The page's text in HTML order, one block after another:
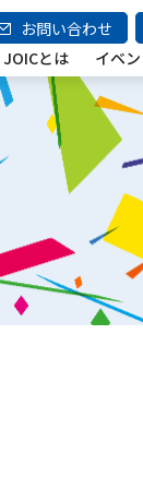
お問い合わせ
JOICとは イベ